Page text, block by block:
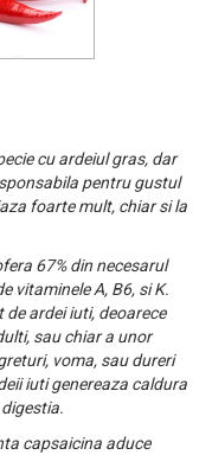
cu ardeiul gras, dar
pentru gustul
foarte mult, chiar si la
67% din necesarul
vitaminele A, B6, si K.
ardei iuti, deoarece
sau chiar a unor
voma, sau dureri
iuti genereaza caldura
capsaicina aduce